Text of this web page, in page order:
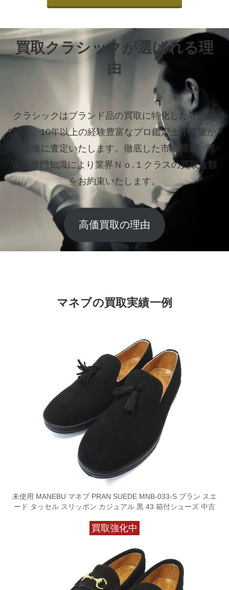
買取クラシックが選ばれる理
由
クラシックはブランド品の買取に特化した専門店
です。10年以上の経験豊富なプロ鑑定士が丁重か
つ迅速に査定いたします。 徹底した市場調査、豊
富な専門知識により業界Ｎｏ.１クラスの買取金額
をお約束いたします。
高価買取の理由
マネブの買取実績一例
未使用 MANEBU マネブ PRAN SUEDE MNB-033-S プラン スエ
ード タッセル スリッポン カジュアル 黒 43 箱付シューズ 中古
買取強化中